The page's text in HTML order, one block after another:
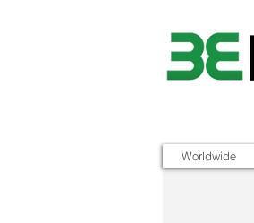
Worldwide